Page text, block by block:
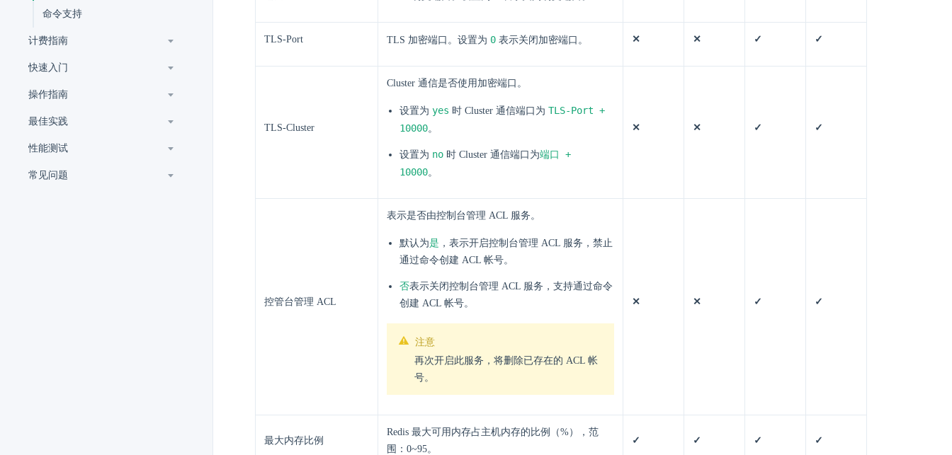
命令支持
计费指南
快速入门
操作指南
最佳实践
性能测试
常见问题
TLS-Port TLS 加密端口。设置为 0 表示关闭加密端口。 ✕ ✕ ✓ ✓
TLS-Cluster
Cluster 通信是否使用加密端口。
设置为 yes 时 Cluster 通信端口为 TLS-Port +
10000。
设置为 no 时 Cluster 通信端口为端口 +
10000。
✕ ✕ ✓ ✓
控管台管理 ACL
表示是否由控制台管理 ACL 服务。
默认为是 ，表示开启控制台管理 ACL 服务，禁止
通过命令创建 ACL 帐号。
否表示关闭控制台管理 ACL 服务，支持通过命令
创建 ACL 帐号。
注意
再次开启此服务，将删除已存在的 ACL 帐
号。
✕ ✕ ✓ ✓
最大内存比例
Redis 最大可用内存占主机内存的比例（%），范
围：0~95。
✓ ✓ ✓ ✓